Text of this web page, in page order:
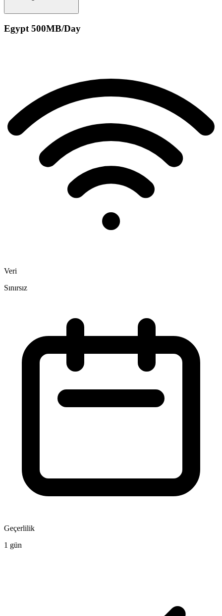
Egypt 500MB/Day
Veri
Sınırsız
Geçerlilik
1 gün